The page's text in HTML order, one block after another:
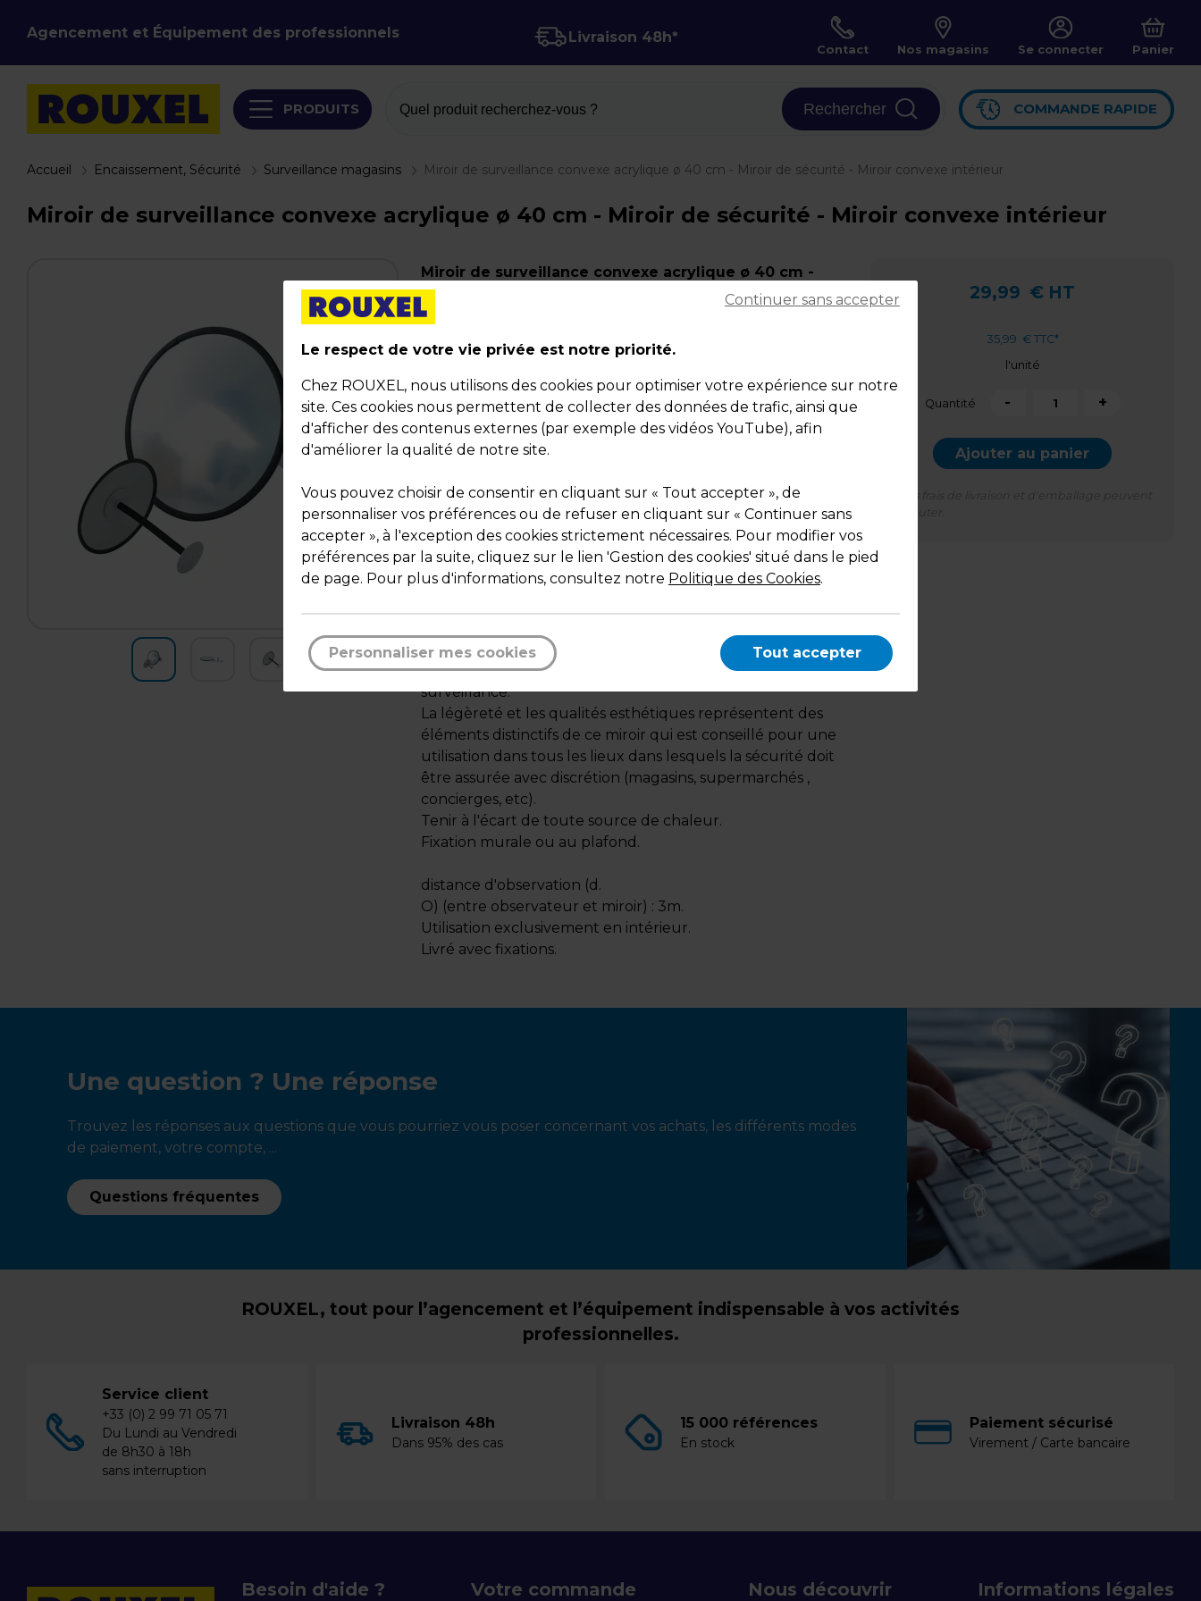
Agencement et Équipement des professionnels Livraison 48h*
Contact Nos magasins Se connecter Panier
PRODUITS Quel produit recherchez-vous ? Rechercher COMMANDE RAPIDE
Accueil Encaissement, Sécurité Surveillance magasins Miroir de surveillance convexe acrylique ø 40 cm - Miroir de sécurité - Miroir convexe intérieur
Miroir de surveillance convexe acrylique ø 40 cm - Miroir de sécurité - Miroir convexe intérieur
Miroir de surveillance convexe acrylique ø 40 cm -
Miroir de sécurité - Miroir convexe intérieur
Matière : Acrylique
Dimensions : ø 40 cm
Poids : 0,94 kg
29,99 € HT
35,99 € TTC*
l'unité
Quantité - +
Ajouter au panier
Description
plastique avec rotule réglable qui permettent
d'augmenter le champ visuel dans les zones sous
surveillance.
La légèreté et les qualités esthétiques représentent des
éléments distinctifs de ce miroir qui est conseillé pour une
utilisation dans tous les lieux dans lesquels la sécurité doit
être assurée avec discrétion (magasins, supermarchés ,
concierges, etc).
Tenir à l'écart de toute source de chaleur.
Fixation murale ou au plafond.
distance d'observation (d.
O) (entre observateur et miroir) : 3m.
Utilisation exclusivement en intérieur.
Livré avec fixations.
Une question ? Une réponse
Trouvez les réponses aux questions que vous pourriez vous poser concernant vos achats, les différents modes
de paiement, votre compte, ...
Questions fréquentes
ROUXEL, tout pour l’agencement et l’équipement indispensable à vos activités
professionnelles.
Service client
+33 (0) 2 99 71 05 71
Du Lundi au Vendredi
de 8h30 à 18h
sans interruption
Livraison 48h
Dans 95% des cas
15 000 références
En stock
Paiement sécurisé
Virement / Carte bancaire
Besoin d'aide ? Votre commande Nous découvrir Informations légales
Le respect de votre vie privée est notre priorité.
Chez ROUXEL, nous utilisons des cookies pour optimiser votre expérience sur notre
site. Ces cookies nous permettent de collecter des données de trafic, ainsi que
d'afficher des contenus externes (par exemple des vidéos YouTube), afin
d'améliorer la qualité de notre site.
Vous pouvez choisir de consentir en cliquant sur « Tout accepter », de
personnaliser vos préférences ou de refuser en cliquant sur « Continuer sans
accepter », à l'exception des cookies strictement nécessaires. Pour modifier vos
préférences par la suite, cliquez sur le lien 'Gestion des cookies' situé dans le pied
de page. Pour plus d'informations, consultez notre Politique des Cookies.
Continuer sans accepter
Personnaliser mes cookies Tout accepter